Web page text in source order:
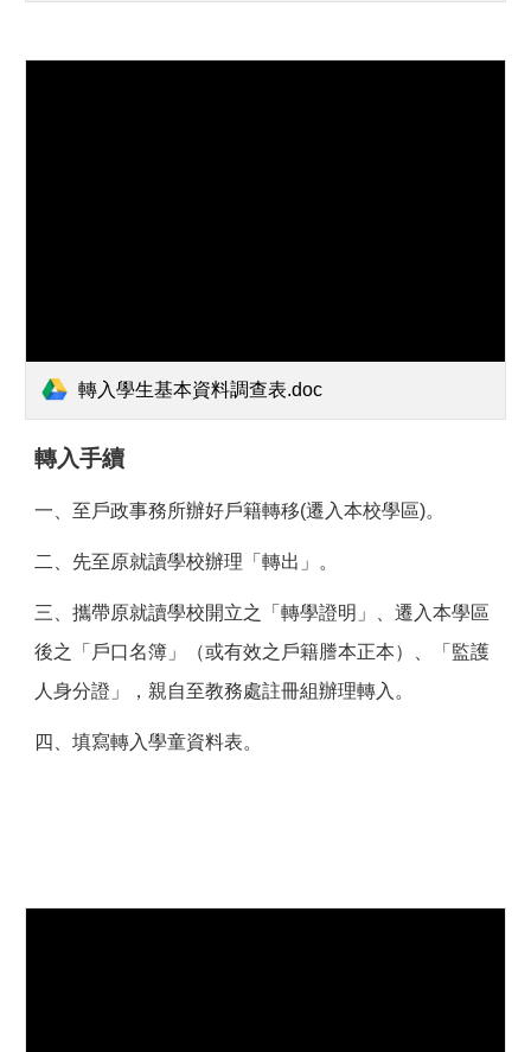
轉入學生基本資料調查表.doc
轉入手續
一、至戶政事務所辦好戶籍轉移(遷入本校學區)。
二、先至原就讀學校辦理「轉出」。
三、攜帶原就讀學校開立之「轉學證明」、遷入本學區
後之「戶口名簿」（或有效之戶籍謄本正本）、「監護
人身分證」，親自至教務處註冊組辦理轉入。
四、填寫轉入學童資料表。